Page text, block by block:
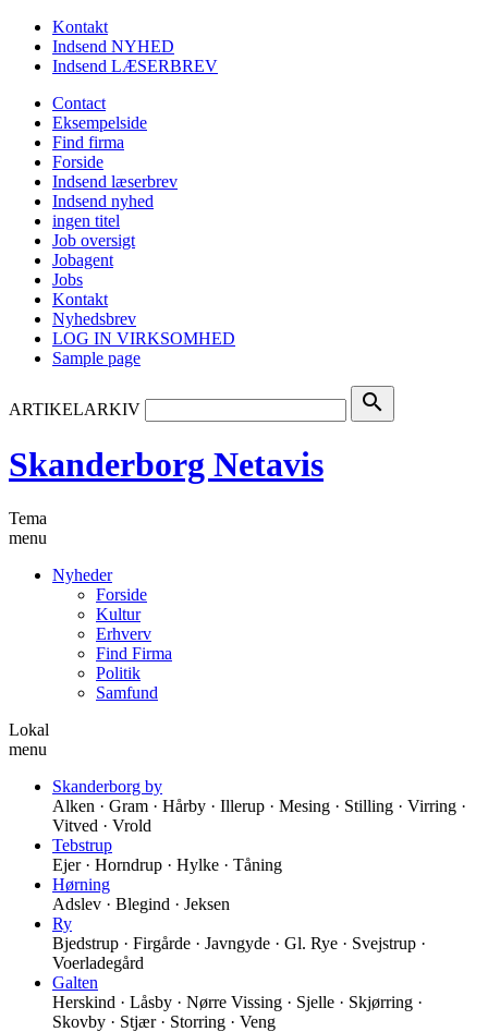
Kontakt
Indsend NYHED
Indsend LÆSERBREV
Contact
Eksempelside
Find firma
Forside
Indsend læserbrev
Indsend nyhed
ingen titel
Job oversigt
Jobagent
Jobs
Kontakt
Nyhedsbrev
LOG IN VIRKSOMHED
Sample page
ARTIKELARKIV search
Skanderborg Netavis
Tema
menu
Nyheder
Forside
Kultur
Erhverv
Find Firma
Politik
Samfund
Lokal
menu
Skanderborg by
Alken · Gram · Hårby · Illerup · Mesing · Stilling · Virring ·
Vitved · Vrold
Tebstrup
Ejer · Horndrup · Hylke · Tåning
Hørning
Adslev · Blegind · Jeksen
Ry
Bjedstrup · Firgårde · Javngyde · Gl. Rye · Svejstrup ·
Voerladegård
Galten
Herskind · Låsby · Nørre Vissing · Sjelle · Skjørring ·
Skovby · Stjær · Storring · Veng